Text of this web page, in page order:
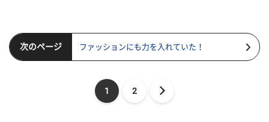
次のページ ファッションにも力を入れていた！
1 2